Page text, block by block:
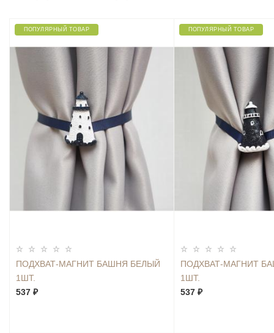
ПОПУЛЯРНЫЙ ТОВАР
ПОДХВАТ-МАГНИТ БАШНЯ БЕЛЫЙ
1ШТ.
537 ₽
ПОПУЛЯРНЫЙ ТОВАР
ПОДХВАТ-МАГНИТ
1ШТ.
537 ₽